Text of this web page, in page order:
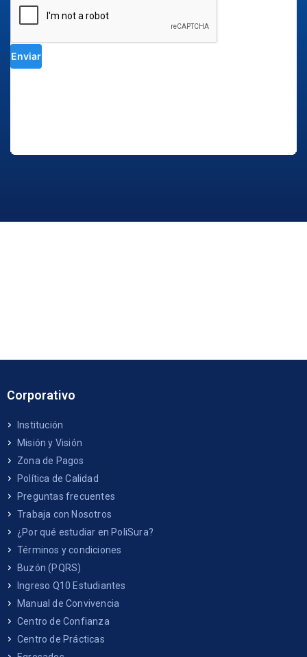
Corporativo
Institución
Misión y Visión
Zona de Pagos
Política de Calidad
Preguntas frecuentes
Trabaja con Nosotros
¿Por qué estudiar en PoliSura?
Términos y condiciones
Buzón (PQRS)
Ingreso Q10 Estudiantes
Manual de Convivencia
Centro de Confianza
Centro de Prácticas